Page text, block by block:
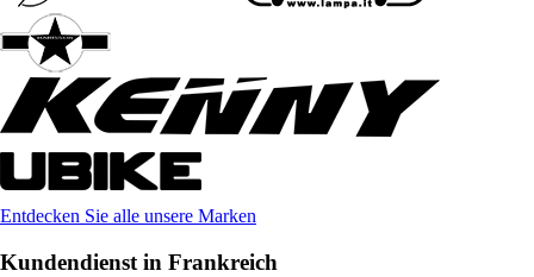
Entdecken Sie alle unsere Marken
Kundendienst in Frankreich